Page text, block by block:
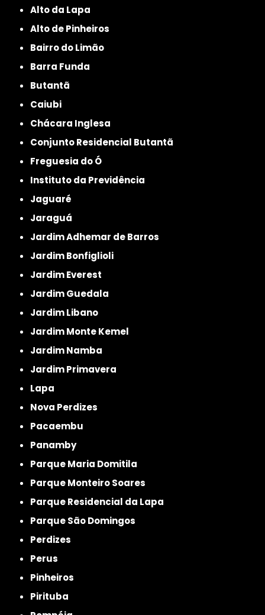
Alto da Lapa
Alto de Pinheiros
Bairro do Limão
Barra Funda
Butantã
Caiubi
Chácara Inglesa
Conjunto Residencial Butantã
Freguesia do Ó
Instituto da Previdência
Jaguaré
Jaraguá
Jardim Adhemar de Barros
Jardim Bonfiglioli
Jardim Everest
Jardim Guedala
Jardim Libano
Jardim Monte Kemel
Jardim Namba
Jardim Primavera
Lapa
Nova Perdizes
Pacaembu
Panamby
Parque Maria Domitila
Parque Monteiro Soares
Parque Residencial da Lapa
Parque São Domingos
Perdizes
Perus
Pinheiros
Pirituba